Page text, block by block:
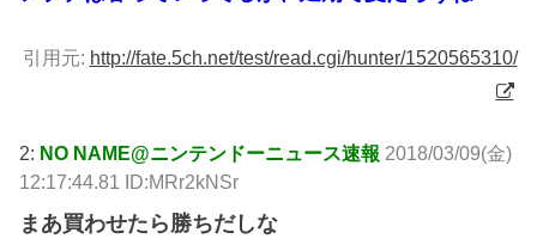
引用元: http://fate.5ch.net/test/read.cgi/hunter/1520565310/
2: NO NAME@ニンテンドーニュース速報 2018/03/09(金)
12:17:44.81 ID:MRr2kNSr
まあ買わせたら勝ちだしな